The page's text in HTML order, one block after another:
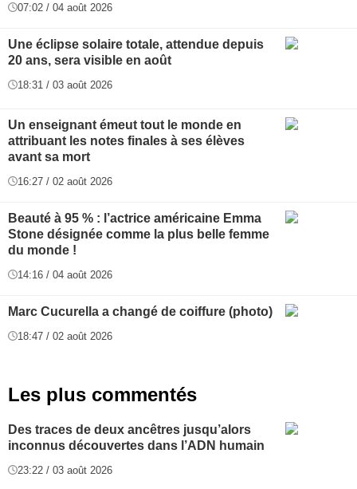
07:02 / 04 août 2026
Une éclipse solaire totale, attendue depuis
20 ans, sera visible en août
18:31 / 03 août 2026
Un enseignant émeut tout le monde en
attribuant les notes finales à ses élèves
avant sa mort
16:27 / 02 août 2026
Beauté à 95 % : l’actrice américaine Emma
Stone désignée comme la plus belle femme
du monde !
14:16 / 04 août 2026
Marc Cucurella a changé de coiffure (photo)
18:47 / 02 août 2026
Les plus commentés
Des traces de deux ancêtres jusqu’alors
inconnus découvertes dans l’ADN humain
23:22 / 03 août 2026